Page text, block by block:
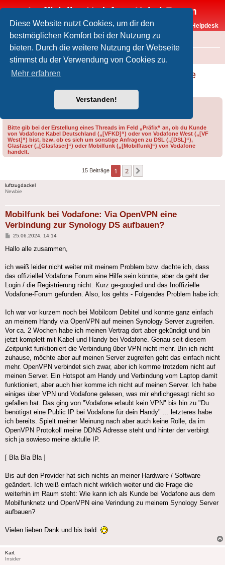
Diese Website nutzt Cookies, um dir den
bestmöglichen Komfort bei der Nutzung zu
bieten. Durch die weitere Nutzung der Webseite
stimmst du der Verwendung von Cookies zu.
Mehr erfahren
Verstanden!
Inoffizielles Vodafone-Kabel-Forum
Vodafone-Kabel-Helpdesk
FAQ
Foren-Übersicht Offtopic Andere Vodafone-Produkte
Mobilfunk bei Vodafone: Via OpenVPN eine
Bitte gib bei der Erstellung eines Threads im Feld „Präfix“ an, ob du Kunde
von Vodafone Kabel Deutschland („[VFKD]“) oder von Vodafone West („[VF
West]“) bist, bzw. ob es sich um sonstige Anfragen zu DSL („[DSL]“),
Glasfaser („[Glasfaser]“) oder Mobilfunk („[Mobilfunk]“) von Vodafone
handelt.
15 Beiträge 1 2
luftzugdackel
Newbie
Mobilfunk bei Vodafone: Via OpenVPN eine
Verbindung zur Synology DS aufbauen?
Beitrag
25.06.2024, 14:14
Hallo alle zusammen,
ich weiß leider nicht weiter mit meinem Problem bzw. dachte ich, dass
das offiziellel Vodafone Forum eine Hilfe sein könnte, aber da geht der
Login / die Registrierung nicht. Kurz ge-googled und das Inoffizielle
Vodafone-Forum gefunden. Also, los gehts - Folgendes Problem habe ich:
Ich war vor kurzem noch bei Mobilcom Debitel und konnte ganz einfach
an meinem Handy via OpenVPN auf meinen Synology Server zugreifen.
Vor ca. 2 Wochen habe ich meinen Vertrag dort aber gekündigt und bin
jetzt komplett mit Kabel und Handy bei Vodafone. Genau seit diesem
Zeitpunkt funktioniert die Verbindung über VPN nicht mehr. Bin ich nicht
zuhause, möchte aber auf meinen Server zugreifen geht das einfach nicht
mehr. OpenVPN verbindet sich zwar, aber ich komme trotzdem nicht auf
meinen Server. Ein Hotspot am Handy und Verbindung vom Laptop damit
funktioniert, aber auch hier komme ich nicht auf meinen Server. Ich habe
einiges über VPN und Vodafone gelesen, was mir ehrlichgesagt nicht so
gefallen hat. Das ging von "Vodafone erlaubt kein VPN" bis hin zu "Du
benötigst eine Public IP bei Vodafone für dein Handy" ... letzteres habe
ich bereits. Spielt meiner Meinung nach aber auch keine Rolle, da im
OpenVPN Protokoll meine DDNS Adresse steht und hinter der verbirgt
sich ja sowieso meine aktulle IP.
[ Bla Bla Bla ]
Bis auf den Provider hat sich nichts an meiner Hardware / Software
geändert. Ich weiß einfach nicht wirklich weiter und die Frage die
weiterhin im Raum steht: Wie kann ich als Kunde bei Vodafone aus dem
Mobilfunknetz und OpenVPN eine Verindung zu meinem Synology Server
aufbauen?
Vielen lieben Dank und bis bald.
Karl.
Insider